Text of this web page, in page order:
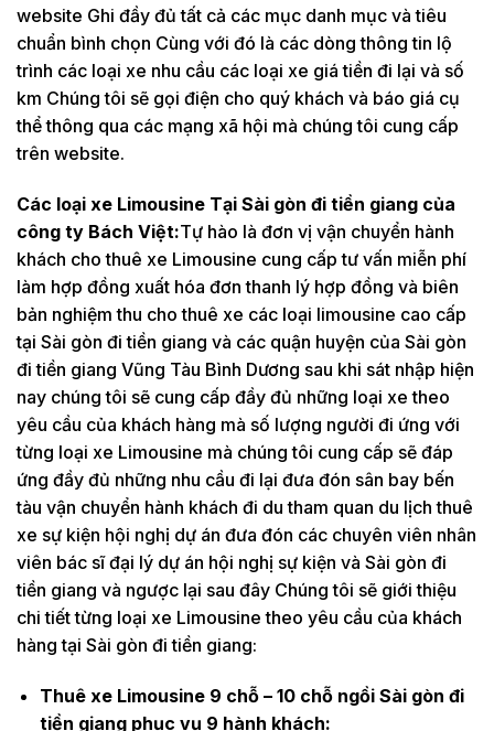
website Ghi đầy đủ tất cả các mục danh mục và tiêu
chuẩn bình chọn Cùng với đó là các dòng thông tin lộ
trình các loại xe nhu cầu các loại xe giá tiền đi lại và số
km Chúng tôi sẽ gọi điện cho quý khách và báo giá cụ
thể thông qua các mạng xã hội mà chúng tôi cung cấp
trên website.
Các loại xe Limousine Tại Sài gòn đi tiền giang của
công ty Bách Việt:Tự hào là đơn vị vận chuyển hành
khách cho thuê xe Limousine cung cấp tư vấn miễn phí
làm hợp đồng xuất hóa đơn thanh lý hợp đồng và biên
bản nghiệm thu cho thuê xe các loại limousine cao cấp
tại Sài gòn đi tiền giang và các quận huyện của Sài gòn
đi tiền giang Vũng Tàu Bình Dương sau khi sát nhập hiện
nay chúng tôi sẽ cung cấp đầy đủ những loại xe theo
yêu cầu của khách hàng mà số lượng người đi ứng với
từng loại xe Limousine mà chúng tôi cung cấp sẽ đáp
ứng đầy đủ những nhu cầu đi lại đưa đón sân bay bến
tàu vận chuyển hành khách đi du tham quan du lịch thuê
xe sự kiện hội nghị dự án đưa đón các chuyên viên nhân
viên bác sĩ đại lý dự án hội nghị sự kiện và Sài gòn đi
tiền giang và ngược lại sau đây Chúng tôi sẽ giới thiệu
chi tiết từng loại xe Limousine theo yêu cầu của khách
hàng tại Sài gòn đi tiền giang:
Thuê xe Limousine 9 chỗ – 10 chỗ ngồi Sài gòn đi
tiền giang phục vụ 9 hành khách: